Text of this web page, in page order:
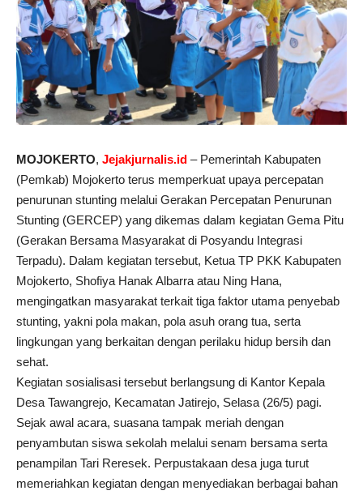
MOJOKERTO, Jejakjurnalis.id – Pemerintah Kabupaten
(Pemkab) Mojokerto terus memperkuat upaya percepatan
penurunan stunting melalui Gerakan Percepatan Penurunan
Stunting (GERCEP) yang dikemas dalam kegiatan Gema Pitu
(Gerakan Bersama Masyarakat di Posyandu Integrasi
Terpadu). Dalam kegiatan tersebut, Ketua TP PKK Kabupaten
Mojokerto, Shofiya Hanak Albarra atau Ning Hana,
mengingatkan masyarakat terkait tiga faktor utama penyebab
stunting, yakni pola makan, pola asuh orang tua, serta
lingkungan yang berkaitan dengan perilaku hidup bersih dan
sehat.
Kegiatan sosialisasi tersebut berlangsung di Kantor Kepala
Desa Tawangrejo, Kecamatan Jatirejo, Selasa (26/5) pagi.
Sejak awal acara, suasana tampak meriah dengan
penyambutan siswa sekolah melalui senam bersama serta
penampilan Tari Reresek. Perpustakaan desa juga turut
memeriahkan kegiatan dengan menyediakan berbagai bahan